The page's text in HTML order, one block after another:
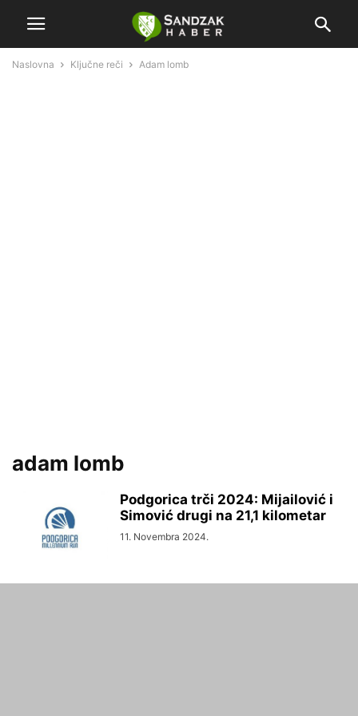
Naslovna Ključne reči Adam lomb
adam lomb
Podgorica trči 2024: Mijailović i
Simović drugi na 21,1 kilometar
11. Novembra 2024.